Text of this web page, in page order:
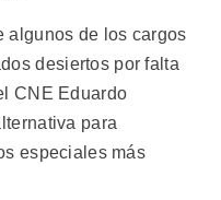
algunos de los cargos
desiertos por falta
CNE Eduardo
para
especiales más